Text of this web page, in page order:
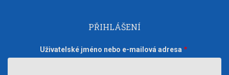
PŘIHLÁŠENÍ
Uživatelské jméno nebo e-mailová adresa